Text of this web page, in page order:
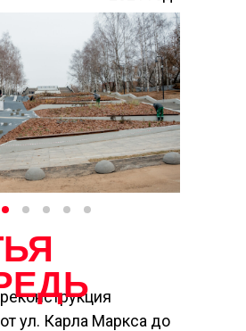
ул. Карла Маркса до